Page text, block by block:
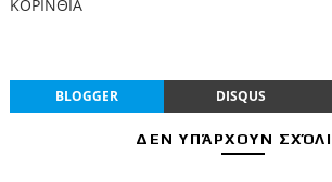
ΚΟΡΙΝΘΙΑ
BLOGGER DISQUS
ΔΕΝ ΥΠΆΡΧΟΥΝ